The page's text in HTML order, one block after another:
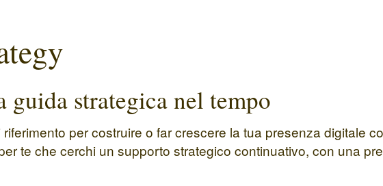
guida strategica nel tempo
per costruire o far crescere la tua presenza digitale
te che cerchi un supporto strategico continuativo, con una